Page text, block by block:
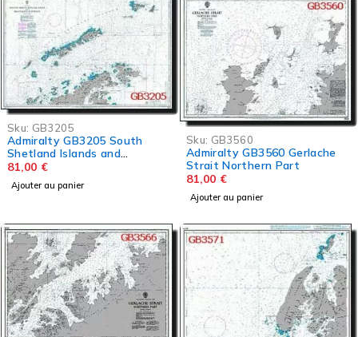
Sku: GB3205
Admiralty GB3205 South
Shetland Islands and
Bransfield Strait
81,00 €
Ajouter au panier
Sku: GB3560
Admiralty GB3560 Gerlache
Strait Northern Part
81,00 €
Ajouter au panier